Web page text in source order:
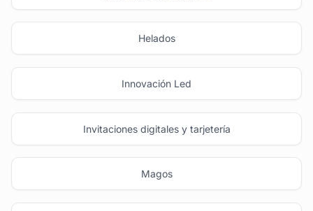
Helados
Innovación Led
Invitaciones digitales y tarjetería
Magos